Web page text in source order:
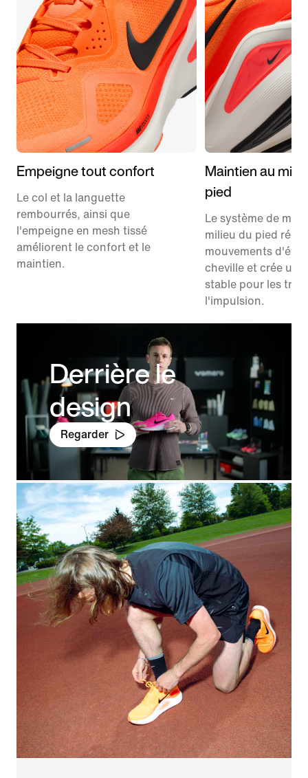
Empeigne tout confort
Le col et la languette
rembourrés, ainsi que
l'empeigne en mesh tissé
améliorent le confort et le
maintien.
Maintien au
pied
Le système de
milieu du pied
mouvements
cheville et crée une
stable pour les
l'impulsion.
Derrière le
design
Regarder